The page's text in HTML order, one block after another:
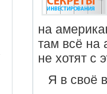
на
там всё на
не хотят с
Я в своё